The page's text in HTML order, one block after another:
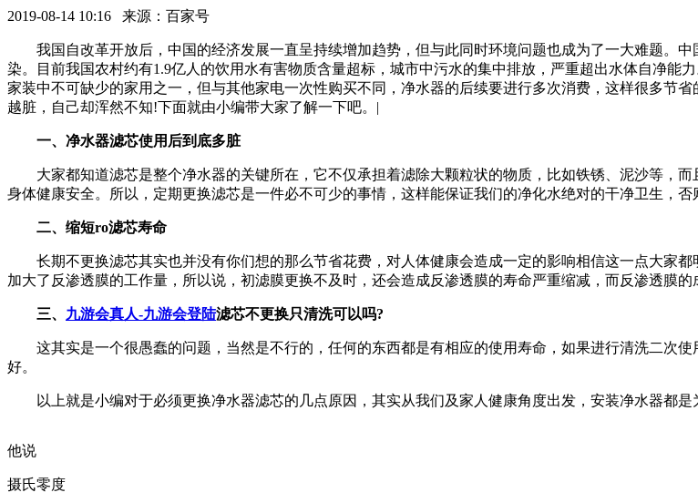
2019-08-14 10:16 来源：百家号
我国自改革开放后，中国的经济发展一直呈持续增加趋势，但与此同时环境问题也成为了一大难题。中
染。目前我国农村约有1.9亿人的饮用水有害物质含量超标，城市中污水的集中排放，严重超出水体自净能
家装中不可缺少的家用之一，但与其他家电一次性购买不同，净水器的后续要进行多次消费，这样很多节
越脏，自己却浑然不知!下面就由小编带大家了解一下吧。|
一、净水器滤芯使用后到底多脏
大家都知道滤芯是整个净水器的关键所在，它不仅承担着滤除大颗粒状的物质，比如铁锈、泥沙等，
身体健康安全。所以，定期更换滤芯是一件必不可少的事情，这样能保证我们的净化水绝对的干净卫生，
二、缩短ro滤芯寿命
长期不更换滤芯其实也并没有你们想的那么节省花费，对人体健康会造成一定的影响相信这一点大家
加大了反渗透膜的工作量，所以说，初滤膜更换不及时，还会造成反渗透膜的寿命严重缩减，而反渗透膜的
三、 九游会真人-九游会登陆滤芯不更换只清洗可以吗?
这其实是一个很愚蠢的问题，当然是不行的，任何的东西都是有相应的使用寿命，如果进行清洗二次
好。
以上就是小编对于必须更换净水器滤芯的几点原因，其实从我们及家人健康角度出发，安装净水器都是
他说
摄氏零度